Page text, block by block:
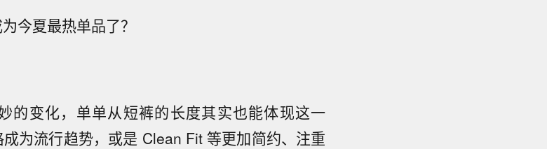
今夏最热单品了？
的变化，单单从短裤的长度其实也能体现这一
为流行趋势，或是 Clean Fit 等更加简约、注重